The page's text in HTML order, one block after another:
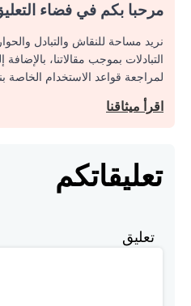
مرحبا بكم في فضاء
نريد مساحة للنقاش والتبادل
التبادلات بموجب مقالاتنا،
لمراجعة قواعد الاستخدام الخاصة
اقرأ ميثاقنا
تعليقاتكم
تعليق